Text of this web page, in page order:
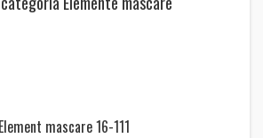
Element mascare 16-111